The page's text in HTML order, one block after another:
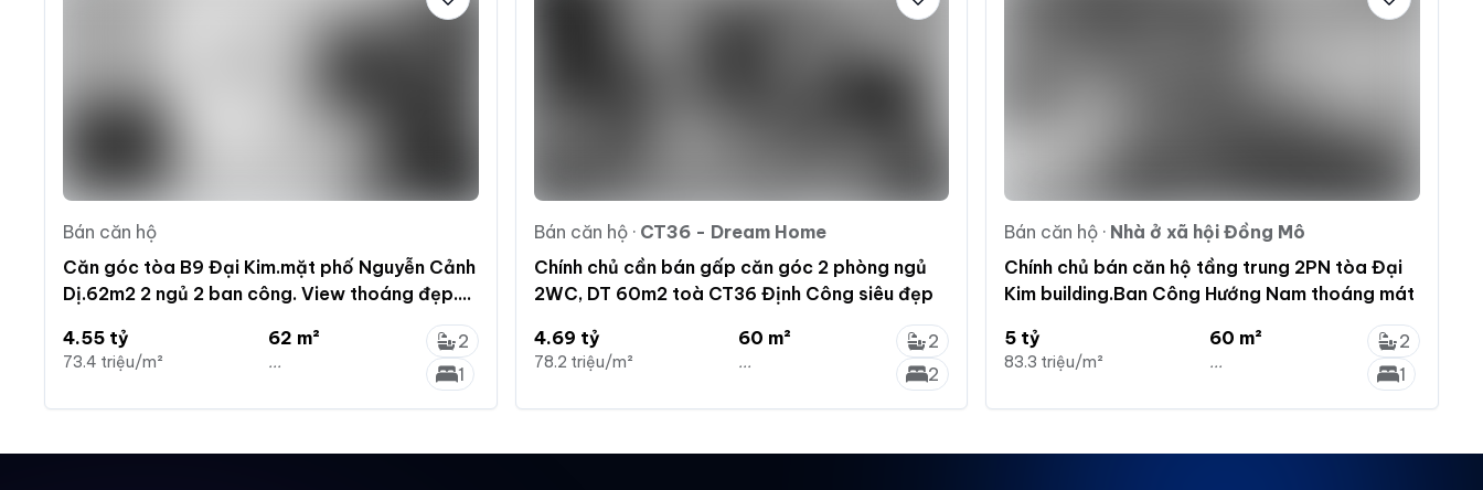
Bán căn hộ
Căn góc tòa B9 Đại Kim.mặt phố Nguyễn Cảnh
Dị.62m2 2 ngủ 2 ban công. View thoáng đẹp.
4.55 tỷ
73.4 triệu/m²
62 m²
...
2
1
Bán căn hộ· CT36 - Dream Home
Chính chủ cần bán gấp căn góc 2 phòng ngủ
2WC, DT 60m2 toà CT36 Định Công siêu đẹp
4.69 tỷ
78.2 triệu/m²
60 m²
...
2
2
Bán căn hộ · Nhà ở xã hội Đồng Mô
Chính chủ bán căn hộ tầng trung 2PN tòa Đại
Kim building.Ban Công Hướng Nam thoáng mát
5 tỷ
83.3 triệu/m²
60 m²
...
2
1